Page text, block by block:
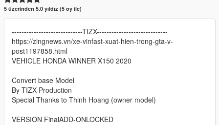
5 üzerinden 5.0 yıldız (5 oy ile)
-----------------------------TIZX-----------------------------
https://zingnews.vn/xe-vinfast-xuat-hien-trong-gta-v-
post1197858.html
VEHICLE HONDA WINNER X150 2020
Convert base Model
By TIZX-Production
Special Thanks to Thinh Hoang (owner model)
VERSION FinalADD-ONLOCKED